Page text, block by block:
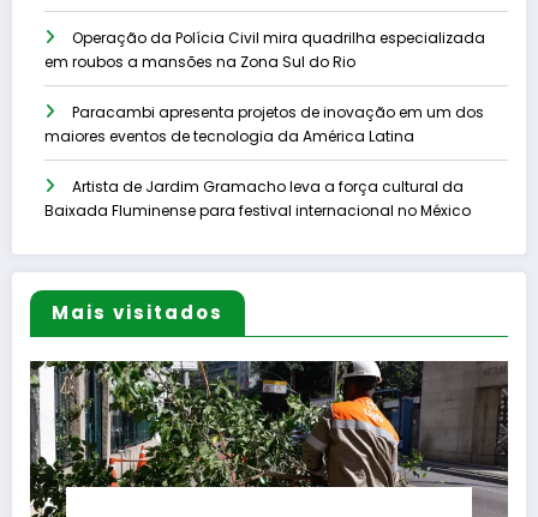
Operação da Polícia Civil mira quadrilha especializada
em roubos a mansões na Zona Sul do Rio
Paracambi apresenta projetos de inovação em um dos
maiores eventos de tecnologia da América Latina
Artista de Jardim Gramacho leva a força cultural da
Baixada Fluminense para festival internacional no México
Mais visitados